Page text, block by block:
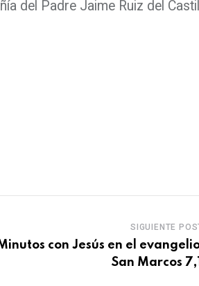
del Padre Jaime Ruiz del
SIGUIENTE
con Jesús en el
San Marcos